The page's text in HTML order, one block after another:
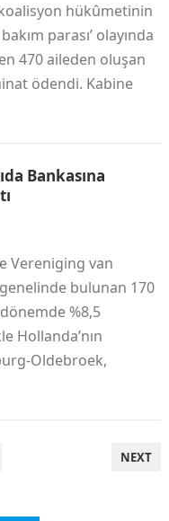
hükûmetinin
parası’ olayında
470 aileden oluşan
ödendi. Kabine
Bankasına
Vereniging van
bulunan 170
%8,5
Hollanda’nın
Oldebroek,
NEXT